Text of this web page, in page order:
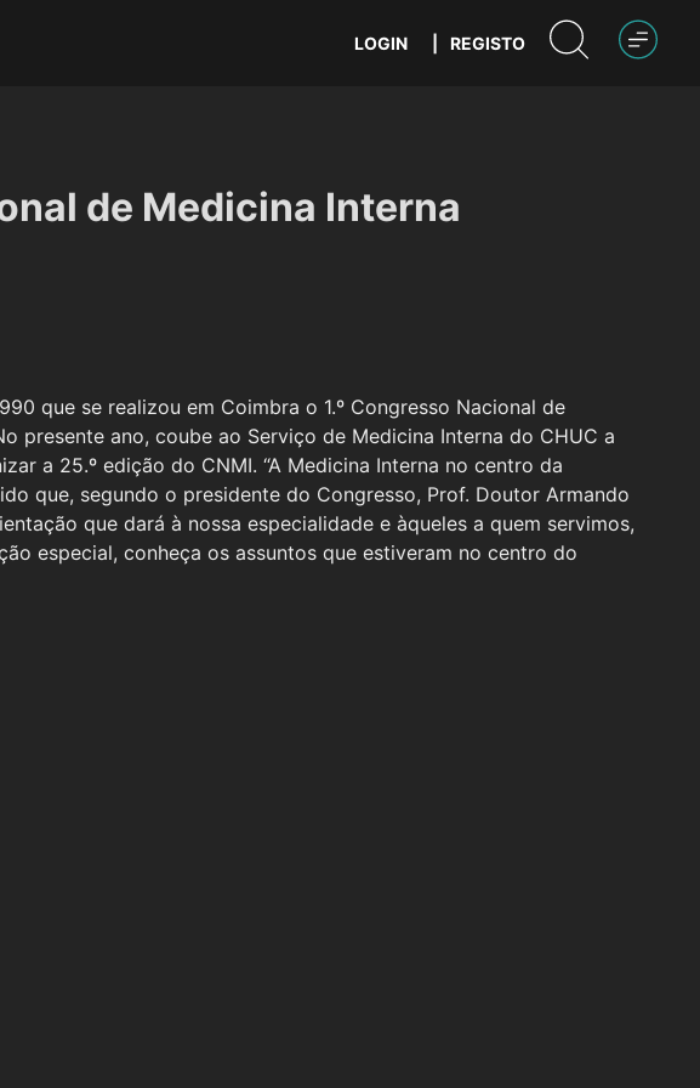
LOGIN REGISTO
de Medicina Interna
que se realizou em Coimbra o 1.º Congresso Nacional de
presente ano, coube ao Serviço de Medicina Interna do CHUC a
a 25.º edição do CNMI. “A Medicina Interna no centro da
que, segundo o presidente do Congresso, Prof. Doutor Armando
que dará à nossa especialidade e àqueles a quem servimos,
especial, conheça os assuntos que estiveram no centro do